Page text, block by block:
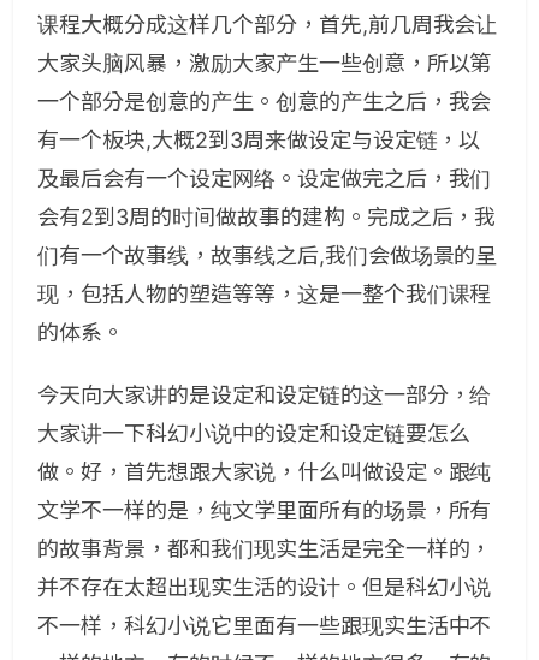
课程大概分成这样几个部分，首先,前几周我会让
大家头脑风暴，激励大家产生一些创意，所以第
一个部分是创意的产生。创意的产生之后，我会
有一个板块,大概2到3周来做设定与设定链，以
及最后会有一个设定网络。设定做完之后，我们
会有2到3周的时间做故事的建构。完成之后，我
们有一个故事线，故事线之后,我们会做场景的呈
现，包括人物的塑造等等，这是一整个我们课程
的体系。
今天向大家讲的是设定和设定链的这一部分，给
大家讲一下科幻小说中的设定和设定链要怎么
做。好，首先想跟大家说，什么叫做设定。跟纯
文学不一样的是，纯文学里面所有的场景，所有
的故事背景，都和我们现实生活是完全一样的，
并不存在太超出现实生活的设计。但是科幻小说
不一样，科幻小说它里面有一些跟现实生活中不